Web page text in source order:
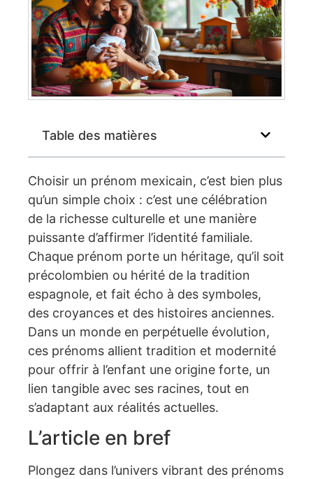
Table des matières
Choisir un prénom mexicain, c’est bien plus
qu’un simple choix : c’est une célébration
de la richesse culturelle et une manière
puissante d’affirmer l’identité familiale.
Chaque prénom porte un héritage, qu’il soit
précolombien ou hérité de la tradition
espagnole, et fait écho à des symboles,
des croyances et des histoires anciennes.
Dans un monde en perpétuelle évolution,
ces prénoms allient tradition et modernité
pour offrir à l’enfant une origine forte, un
lien tangible avec ses racines, tout en
s’adaptant aux réalités actuelles.
L’article en bref
Plongez dans l’univers vibrant des prénoms